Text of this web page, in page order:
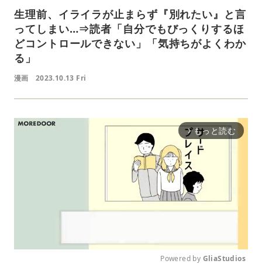
生理前、イライラが止まらず『別れたい』と言
ってしまい…⇒読者「自分でもびっくりするほ
どコントロールできない」「気持ちがよくわか
る」
漫画 2023.10.13 Fri
arrow_forward_ios もっと読む
Powered by GliaStudios